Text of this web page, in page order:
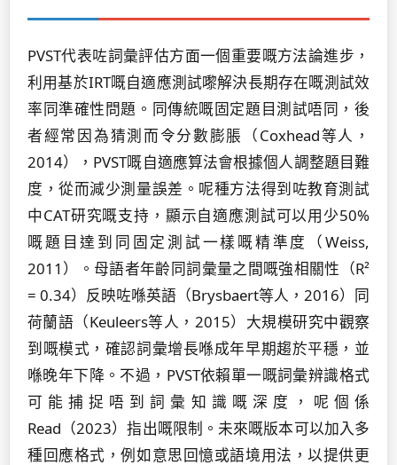
PVST代表咗詞彙評估方面一個重要嘅方法論進步，
利用基於IRT嘅自適應測試嚟解決長期存在嘅測試效
率同準確性問題。同傳統嘅固定題目測試唔同，後
者經常因為猜測而令分數膨脹（Coxhead等人，
2014），PVST嘅自適應算法會根據個人調整題目難
度，從而減少測量誤差。呢種方法得到咗教育測試
中CAT研究嘅支持，顯示自適應測試可以用少50%
嘅題目達到同固定測試一樣嘅精準度（Weiss,
2011）。母語者年齡同詞彙量之間嘅強相關性（R²
= 0.34）反映咗喺英語（Brysbaert等人，2016）同
荷蘭語（Keuleers等人，2015）大規模研究中觀察
到嘅模式，確認詞彙增長喺成年早期趨於平穩，並
喺晚年下降。不過，PVST依賴單一嘅詞彙辨識格式
可能捕捉唔到詞彙知識嘅深度，呢個係
Read（2023）指出嘅限制。未來嘅版本可以加入多
種回應格式，例如意思回憶或語境用法，以提供更